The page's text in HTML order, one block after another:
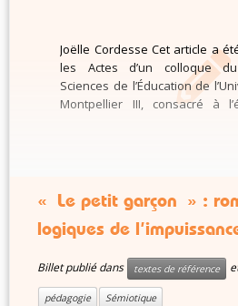
Joëlle Cordesse Cet article a
les Actes d’un colloque
Sciences de l’Éducation de
Montpellier III, consacré à
« Le petit garçon » :
logiques de
Billet publié dans textes de référence
pédagogie Sémiotique